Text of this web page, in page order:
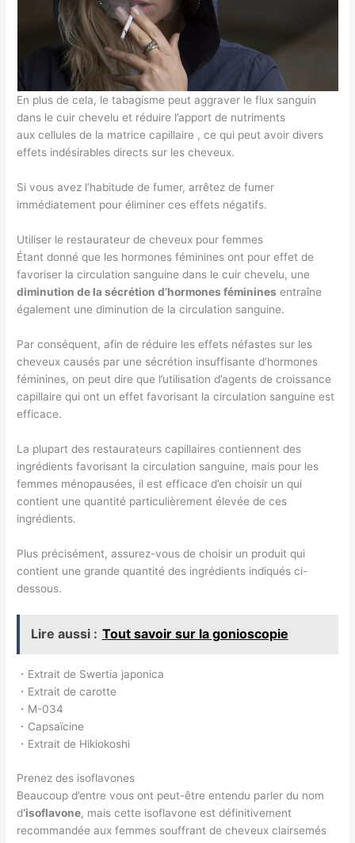
En plus de cela, le tabagisme peut aggraver le flux sanguin
dans le cuir chevelu et réduire l’apport de nutriments
aux cellules de la matrice capillaire , ce qui peut avoir divers
effets indésirables directs sur les cheveux.
Si vous avez l’habitude de fumer, arrêtez de fumer
immédiatement pour éliminer ces effets négatifs.
Utiliser le restaurateur de cheveux pour femmes
Étant donné que les hormones féminines ont pour effet de
favoriser la circulation sanguine dans le cuir chevelu, une
diminution de la sécrétion d’hormones féminines entraîne
également une diminution de la circulation sanguine.
Par conséquent, afin de réduire les effets néfastes sur les
cheveux causés par une sécrétion insuffisante d’hormones
féminines, on peut dire que l’utilisation d’agents de croissance
capillaire qui ont un effet favorisant la circulation sanguine est
efficace.
La plupart des restaurateurs capillaires contiennent des
ingrédients favorisant la circulation sanguine, mais pour les
femmes ménopausées, il est efficace d’en choisir un qui
contient une quantité particulièrement élevée de ces
ingrédients.
Plus précisément, assurez-vous de choisir un produit qui
contient une grande quantité des ingrédients indiqués ci-
dessous.
Lire aussi : Tout savoir sur la gonioscopie
・Extrait de Swertia japonica
・Extrait de carotte
・M-034
・Capsaïcine
・Extrait de Hikiokoshi
Prenez des isoflavones
Beaucoup d’entre vous ont peut-être entendu parler du nom
d‘isoflavone, mais cette isoflavone est définitivement
recommandée aux femmes souffrant de cheveux clairsemés